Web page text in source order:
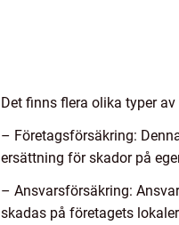
Det finns flera olika typer
– Företagsförsäkring:
ersättning för skador på
– Ansvarsförsäkring:
skadas på företagets